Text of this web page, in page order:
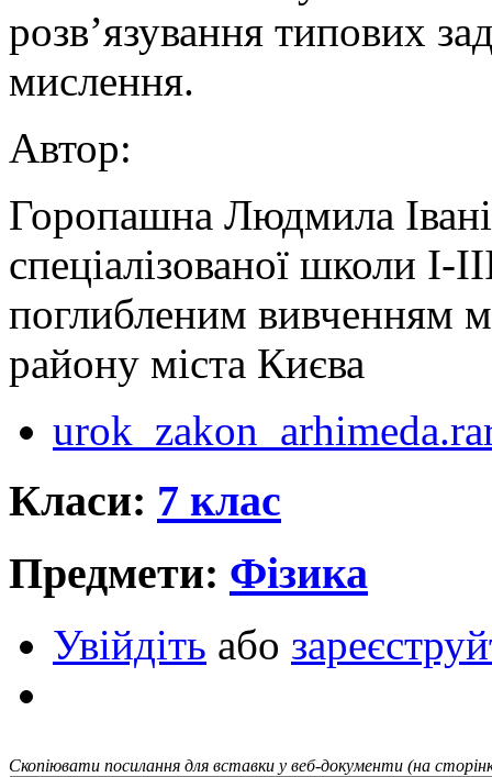
розв’язування типових
мислення.
Автор:
Горопашна Людмила
спеціалізованої школи І-
поглибленим вивченням
району міста Києва
Класи: 7 клас
Предмети: Фізика
Увійдіть або
Скопіювати посилання для вставки у веб-документи (на